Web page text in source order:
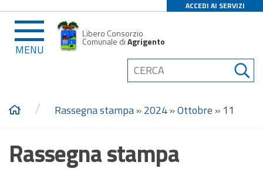
ACCEDI AI SERVIZI
MENU
Libero Consorzio
Comunale diAgrigento
/ Rassegna stampa»2024»Ottobre » 11
Rassegna stampa